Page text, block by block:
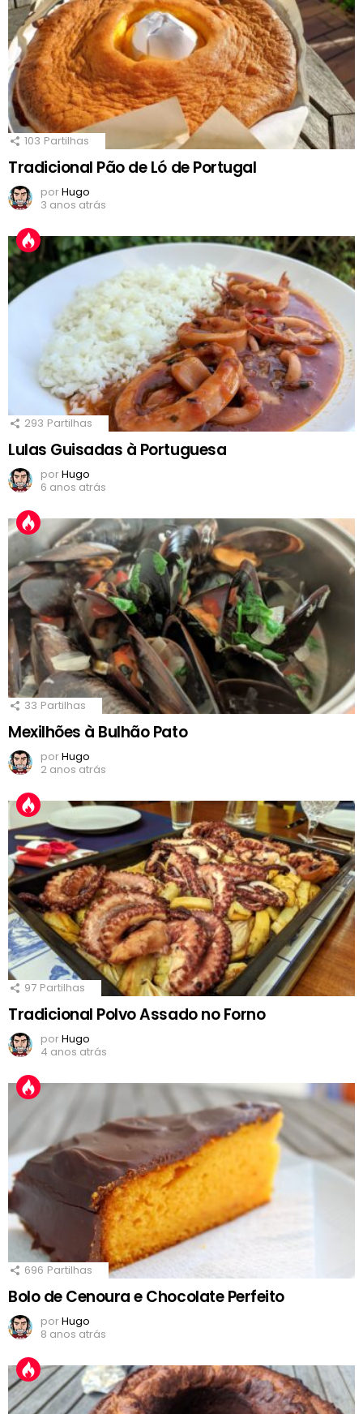
103 Partilhas
Tradicional Pão de Ló de Portugal
porHugo
3 anos atrás
293 Partilhas
Lulas Guisadas à Portuguesa
porHugo
6 anos atrás
33 Partilhas
Mexilhões à Bulhão Pato
porHugo
2 anos atrás
97 Partilhas
Tradicional Polvo Assado no Forno
porHugo
4 anos atrás
696 Partilhas
Bolo de Cenoura e Chocolate Perfeito
porHugo
8 anos atrás